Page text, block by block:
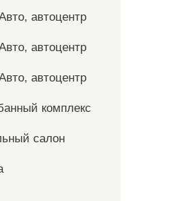
автоцентр
автоцентр
автоцентр
комплекс
салон